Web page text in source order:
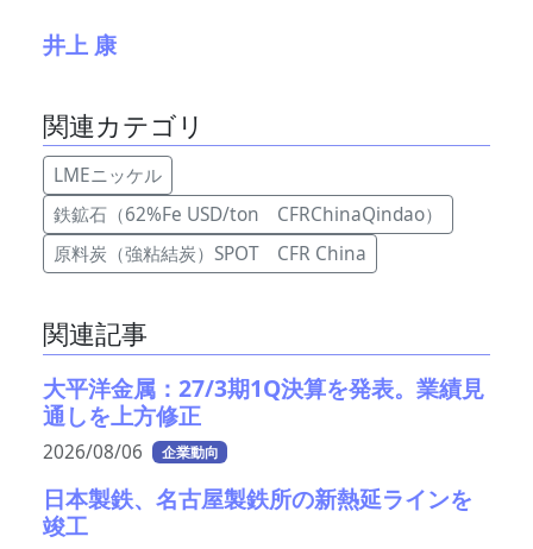
井上 康
関連カテゴリ
LMEニッケル
鉄鉱石（62%Fe USD/ton CFRChinaQindao）
原料炭（強粘結炭）SPOT CFR China
関連記事
大平洋金属：27/3期1Q決算を発表。業績見
通しを上方修正
2026/08/06 企業動向
日本製鉄、名古屋製鉄所の新熱延ラインを
竣工